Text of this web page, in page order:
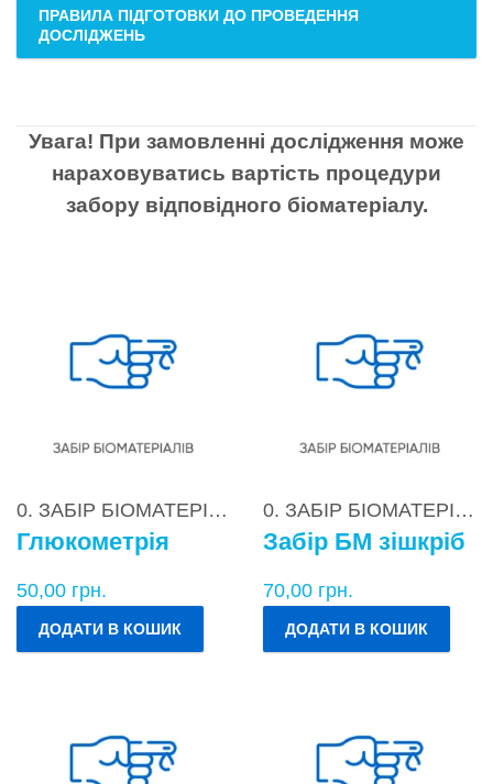
ПРАВИЛА ПІДГОТОВКИ ДО ПРОВЕДЕННЯ
ДОСЛІДЖЕНЬ
Увага! При замовленні дослідження може
нараховуватись вартість процедури
забору відповідного біоматеріалу.
0. ЗАБІР БІОМАТЕРІАЛІВ
Глюкометрія
50,00 грн.
ДОДАТИ В КОШИК
0. ЗАБІР БІОМАТЕРІАЛІВ
Забір БМ зішкріб
70,00 грн.
ДОДАТИ В КОШИК